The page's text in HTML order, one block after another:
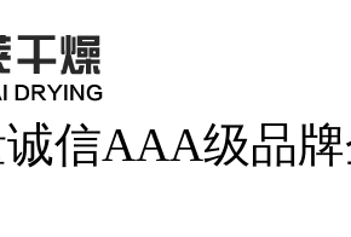
信AAA级品